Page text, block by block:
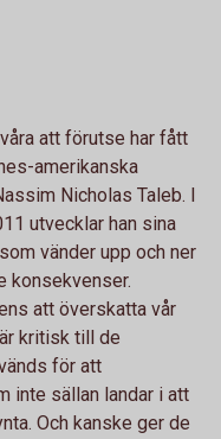
att förutse har fått
amerikanska
Nicholas Taleb. I
utvecklar han sina
vänder upp och ner
konsekvenser.
att överskatta vår
kritisk till de
för att
inte sällan landar i att
Och kanske ger de